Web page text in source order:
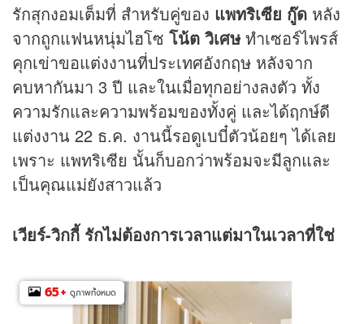
รักสุกงอมเต็มที่ สำหรับคู่ของ แพทริเซีย กู๊ด หลัง
จากถูกแฟนหนุ่มไฮโซ โน้ต วิเศษ ทำเซอร์ไพรส์
คุกเข่าขอแต่งงานที่ประเทศอังกฤษ หลังจาก
คบหากันมา 3 ปี และในเมื่อทุกอย่างลงตัว ทั้ง
ความรักและความพร้อมของทั้งคู่ และได้ฤกษ์ดี
แต่งงาน 22 ธ.ค. งานนี้รอดูเบบี๋ตัวน้อยๆ ได้เลย
เพราะ แพทริเซีย นั้นก็บอกว่าพร้อมจะมีลูกและ
เป็นคุณแม่ยังสาวแล้ว
เวียร์-วิกกี้ รักไม่ต้องการเวลาแต่มาในเวลาที่ใช่
65+ ดูภาพทั้งหมด